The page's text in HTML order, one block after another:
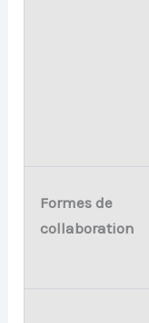
Formes de
collaboration